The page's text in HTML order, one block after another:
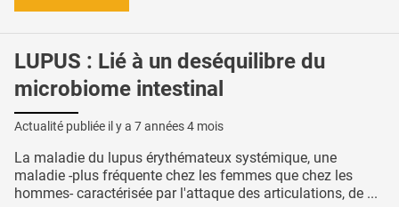
LUPUS : Lié à un deséquilibre du
microbiome intestinal
Actualité publiée il y a 7 années 4 mois
La maladie du lupus érythémateux systémique, une
maladie -plus fréquente chez les femmes que chez les
hommes- caractérisée par l'attaque des articulations, de ...